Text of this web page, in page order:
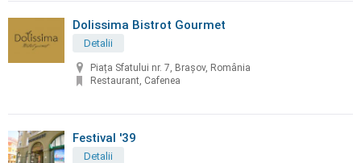
Dolissima Bistrot Gourmet
Detalii
Piața Sfatului nr. 7, Brașov, România
Restaurant, Cafenea
Festival '39
Detalii